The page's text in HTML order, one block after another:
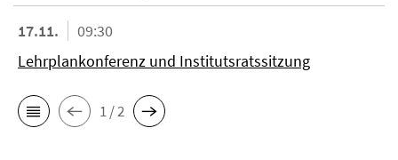
17.11.
09:30
Lehrplankonferenz und Institutsratssitzung
1 / 2